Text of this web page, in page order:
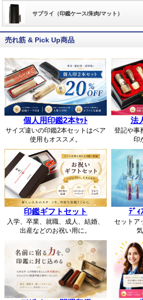
サプライ（印鑑ケース/朱肉/マット）
売れ筋 & Pick Up商品
個人用印鑑2本ｾｯﾄ
サイズ違いの印鑑2本セットはペア
使用もオススメ。
法
登記や事
印
印鑑ギフトセット
入学、卒業、就職、成人、結婚、
出産などのお祝い用に。
ﾃﾞｨ
セットア